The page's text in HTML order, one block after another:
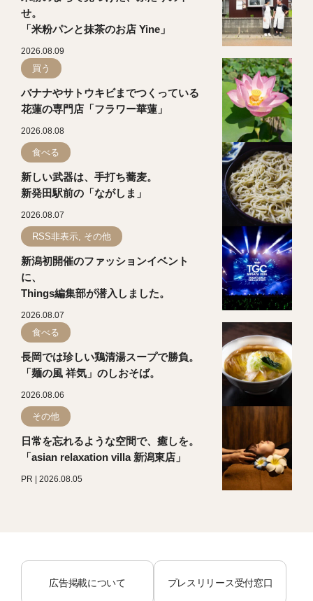
せ。
「米粉パンと抹茶のお店 Yine」
2026.08.09
買う
バナナやサトウキビまでつくっている
花蓮の専門店「フラワー華蓮」
2026.08.08
食べる
新しい武器は、手打ち蕎麦。
新発田駅前の「ながしま」
2026.08.07
RSS非表示, その他
新潟初開催のファッションイベント
に、
Things編集部が潜入しました。
2026.08.07
食べる
長岡では珍しい鶏清湯スープで勝負。
「麺の風 祥気」のしおそば。
2026.08.06
その他
日常を忘れるような空間で、癒しを。
「asian relaxation villa 新潟東店」
PR | 2026.08.05
広告掲載について プレスリリース受付窓口